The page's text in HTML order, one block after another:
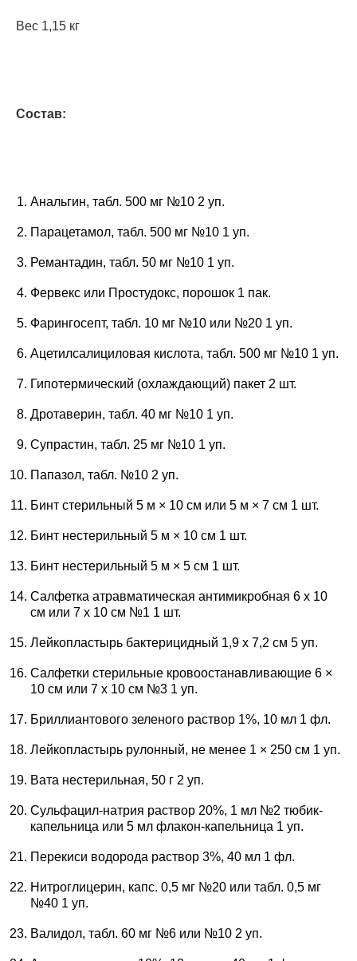
Вес 1,15 кг
Состав:
Анальгин, табл. 500 мг №10 2 уп.
Парацетамол, табл. 500 мг №10 1 уп.
Ремантадин, табл. 50 мг №10 1 уп.
Фервекс или Простудокс, порошок 1 пак.
Фарингосепт, табл. 10 мг №10 или №20 1 уп.
Ацетилсалициловая кислота, табл. 500 мг №10 1 уп.
Гипотермический (охлаждающий) пакет 2 шт.
Дротаверин, табл. 40 мг №10 1 уп.
Супрастин, табл. 25 мг №10 1 уп.
Папазол, табл. №10 2 уп.
Бинт стерильный 5 м × 10 см или 5 м × 7 см 1 шт.
Бинт нестерильный 5 м × 10 см 1 шт.
Бинт нестерильный 5 м × 5 см 1 шт.
Салфетка атравматическая антимикробная 6 x 10
см или 7 x 10 см №1 1 шт.
Лейкопластырь бактерицидный 1,9 x 7,2 см 5 уп.
Салфетки стерильные кровоостанавливающие 6 ×
10 см или 7 x 10 см №3 1 уп.
Бриллиантового зеленого раствор 1%, 10 мл 1 фл.
Лейкопластырь рулонный, не менее 1 × 250 см 1 уп.
Вата нестерильная, 50 г 2 уп.
Сульфацил-натрия раствор 20%, 1 мл №2 тюбик-
капельница или 5 мл флакон-капельница 1 уп.
Перекиси водорода раствор 3%, 40 мл 1 фл.
Нитроглицерин, капс. 0,5 мг №20 или табл. 0,5 мг
№40 1 уп.
Валидол, табл. 60 мг №6 или №10 2 уп.